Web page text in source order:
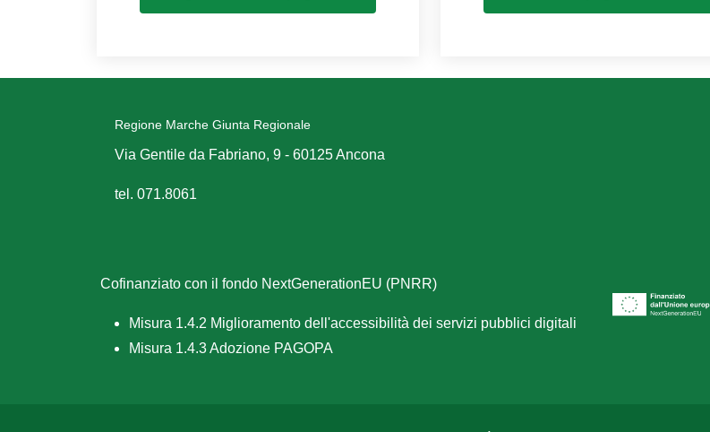
Regione Marche Giunta Regionale
Via Gentile da Fabriano, 9 - 60125 Ancona
tel. 071.8061
Cofinanziato con il fondo NextGenerationEU (PNRR)
Misura 1.4.2 Miglioramento dell'accessibilità dei servizi pubblici digitali
Misura 1.4.3 Adozione PAGOPA